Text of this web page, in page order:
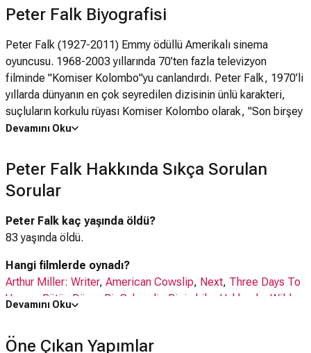
Peter Falk Biyografisi
Peter Falk (1927-2011) Emmy ödüllü Amerikalı sinema
oyuncusu. 1968-2003 yıllarında 70’ten fazla televizyon
filminde "Komiser Kolombo"yu canlandırdı. Peter Falk, 1970’li
yıllarda dünyanın en çok seyredilen dizisinin ünlü karakteri,
suçluların korkulu rüyası Komiser Kolombo olarak, "Son birşey
daha var" repliğiyle hafızalara kazınmıştı. 1961 ve 1962
Haziran 2009’da Alzheimer hastalığına yakalanan Peter Falk’un
doktorlarından biri, "Komiser Kolombo"yu oynadığını bile
hatırlamadığını söylemişti.
Devamını Oku
Peter Falk Hakkında Sıkça Sorulan
Sorular
Peter Falk kaç yaşında öldü?
83 yaşında öldü.
Hangi filmlerde oynadı?
Arthur Miller: Writer, American Cowslip, Next, Three Days To
Vegas
Bütün Dünya Bir Sahnedir Bizimkiler Hakkında
Wilder
Hangi dizilerde oynadı?
Devamını Oku
Öne Çıkan Yapımlar